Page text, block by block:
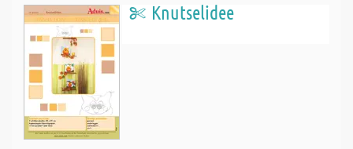
Knutselidee